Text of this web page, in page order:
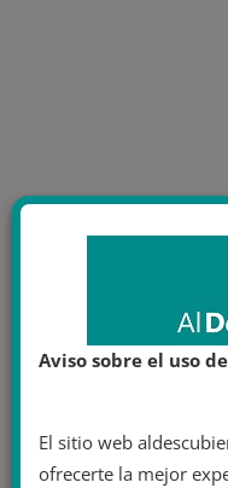
Aviso sobre el uso
El sitio web
ofrecerte la mejor